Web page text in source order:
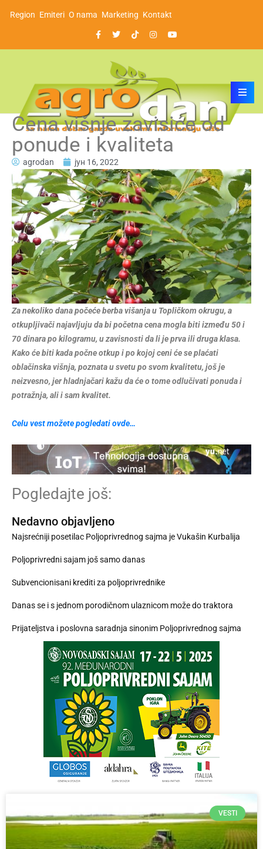
Region Emiteri O nama Marketing Kontakt
Cena višnje zavisiće od
ponude i kvaliteta
agrodan јун 16, 2022
Za nekoliko dana počeće berba višanja u Topličkom okrugu, a
otkupljivači najavljuju da bi početna cena mogla biti između 50 i
70 dinara po kilogramu, u zavisnosti da li je prva ili druga klasa.
Kako će biti kada počne otkup i po kojoj ceni će se plaćati
oblačinska višnja, poznata u svetu po svom kvalitetu, još je
neizvesno, jer hladnjačari kažu da će o tome odlučivati ponuda i
potražnja, ali i sam kvalitet.
Celu vest možete pogledati ovde…
Pogledajte još:
Nedavno objavljeno
Najsrećniji posetilac Poljoprivrednog sajma je Vukašin Kurbalija
Poljoprivredni sajam još samo danas
Subvencionisani krediti za poljoprivrednike
Danas se i s jednom porodičnom ulaznicom može do traktora
Prijateljstva i poslovna saradnja sinonim Poljoprivrednog sajma
VESTI